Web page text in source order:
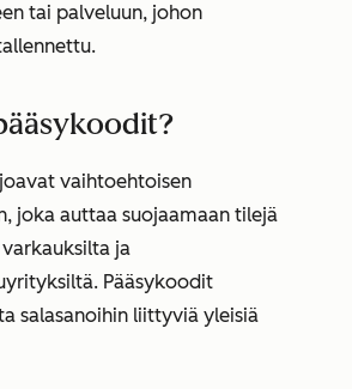
tai palveluun, johon
vaihtoehtoisen
joka auttaa suojaamaan tilejä
ja
Pääsykoodit
salasanoihin liittyviä yleisiä